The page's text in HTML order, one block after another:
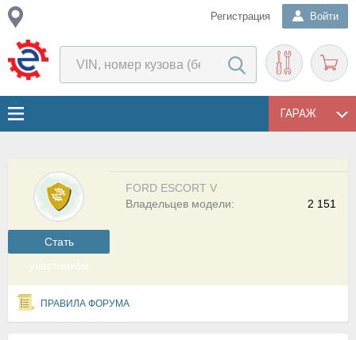
Регистрация Войти
ГАРАЖ
Cтать
участником
FORD ESCORT V
2 151
Владельцев модели:
ПРАВИЛА ФОРУМА